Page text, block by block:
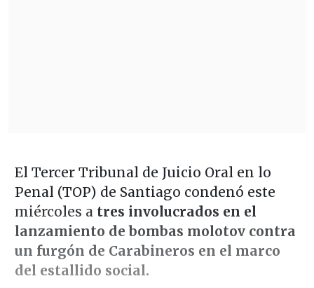
El Tercer Tribunal de Juicio Oral en lo
Penal (TOP) de Santiago condenó este
miércoles a tres involucrados en el
lanzamiento de bombas molotov contra
un furgón de Carabineros en el marco
del estallido social.